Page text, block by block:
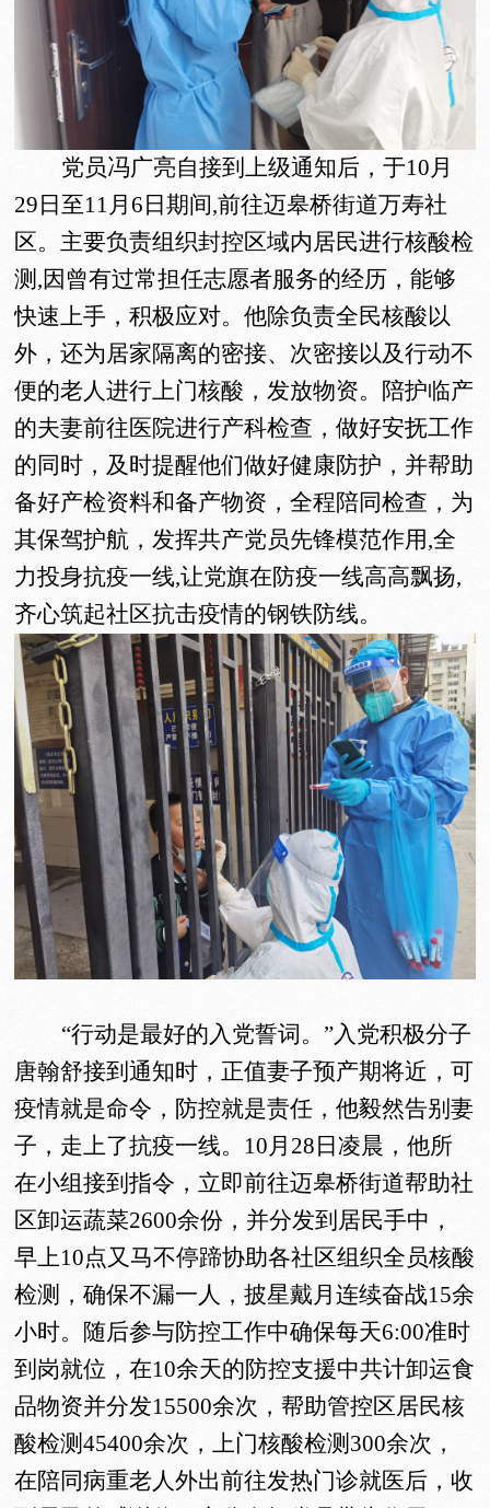
党员冯广亮自接到上级通知后 ，于10月
29日至11月6日期间,前往迈皋桥街道万寿社
区。主要负责组织封控区域内居民进行核酸检
测,因曾有过常担任志愿者服务的经历，能够
快速上手，积极应对。他除负责全民核酸以
外，还为居家隔离的密接、次密接以及行动不
便的老人进行上门核酸，发放物资。陪护临产
的夫妻前往医院进行产科检查 ，做好安抚工作
的同时，及时提醒他们做好健康防护，并帮助
备好产检资料和备产物资，全程陪同检查，为
其保驾护航，发挥共产党员先锋模范作用,全
力投身抗疫一线,让党旗在防疫一线高高飘扬,
齐心筑起社区抗击疫情的钢铁防线。
“行动是最好的入党誓词。”入党积极分子
唐翰舒接到通知时，正值妻子预产期将近，可
疫情就是命令，防控就是责任，他毅然告别妻
子，走上了抗疫一线。10月28日凌晨，他所
在小组接到指令，立即前往迈皋桥街道帮助社
区卸运蔬菜2600余份，并分发到居民手中，
早上10点又马不停蹄协助各社区组织全员核酸
检测，确保不漏一人，披星戴月连续奋战15余
小时。随后参与防控工作中确保每天6:00准时
到岗就位，在10余天的防控支援中共计卸运食
品物资并分发15500余次，帮助管控区居民核
酸检测45400余次，上门核酸检测300余次，
在陪同病重老人外出前往发热门诊就医后，收